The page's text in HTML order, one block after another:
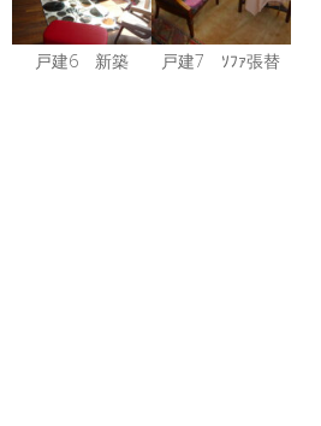
戸建6 新築 戸建7 ｿﾌｧ張替